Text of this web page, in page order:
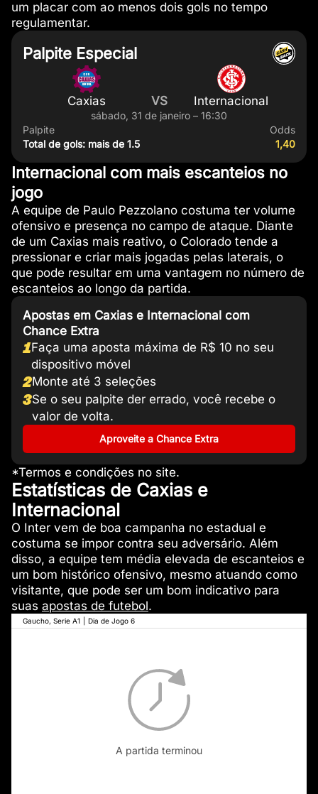
um placar com ao menos dois gols no tempo
regulamentar.
Palpite Especial
Caxias VS Internacional
sábado, 31 de janeiro – 16:30
Palpite
Total de gols: mais de 1.5
Odds
1,40
Internacional com mais escanteios no
jogo
A equipe de Paulo Pezzolano costuma ter volume
ofensivo e presença no campo de ataque. Diante
de um Caxias mais reativo, o Colorado tende a
pressionar e criar mais jogadas pelas laterais, o
que pode resultar em uma vantagem no número de
escanteios ao longo da partida.
Apostas em Caxias e Internacional com
Chance Extra
1Faça uma aposta máxima de R$ 10 no seu
dispositivo móvel
2Monte até 3 seleções
3Se o seu palpite der errado, você recebe o
valor de volta.
Aproveite a Chance Extra
*Termos e condições no site.
Estatísticas de Caxias e
Internacional
O Inter vem de boa campanha no estadual e
costuma se impor contra seu adversário. Além
disso, a equipe tem média elevada de escanteios e
um bom histórico ofensivo, mesmo atuando como
visitante, que pode ser um bom indicativo para
suas apostas de futebol.
Gaucho, Serie A1 Dia de Jogo 6
A partida terminou